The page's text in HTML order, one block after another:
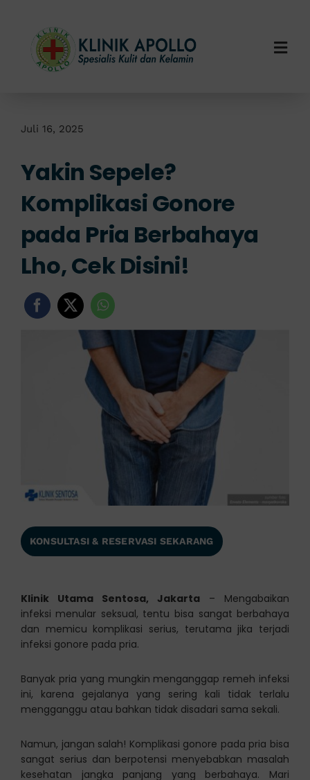
content
Layanan Kami
Info Klinik
Hubungi Kami
Juli 16, 2025
Yakin Sepele?
Komplikasi Gonore
pada Pria Berbahaya
Lho, Cek Disini!
KONSULTASI & RESERVASI SEKARANG
Klinik Utama Sentosa, Jakarta – Mengabaikan
infeksi menular seksual, tentu bisa sangat berbahaya
dan memicu komplikasi serius, terutama jika terjadi
infeksi gonore pada pria.
Banyak pria yang mungkin menganggap remeh infeksi
ini, karena gejalanya yang sering kali tidak terlalu
mengganggu atau bahkan tidak disadari sama sekali.
Namun, jangan salah! Komplikasi gonore pada pria bisa
sangat serius dan berpotensi menyebabkan masalah
kesehatan jangka panjang yang berbahaya. Mari